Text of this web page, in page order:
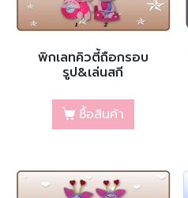
พิกเลทคิวตี้ถือกรอบ
รูป&เล่นสกี
ซื้อสินค้า